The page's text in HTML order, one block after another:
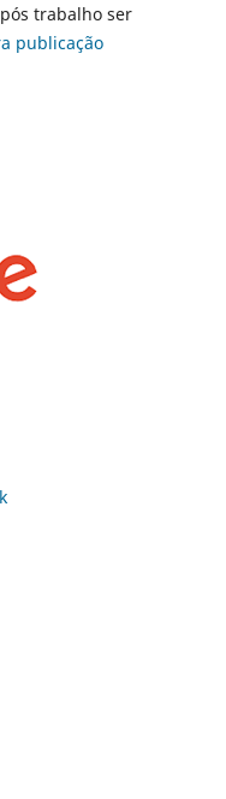
trabalho ser
publicação